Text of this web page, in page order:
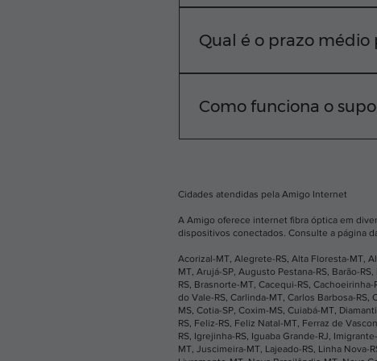
rua, basta digitar seu CEP
Qual é o prazo
equipe técnica realiza a
Como funciona o
Cidades atendidas pela Amigo Internet
A Amigo oferece internet fibra óptica em
dispositivos conectados. Consulte a página
Acorizal-MT, Alegrete-RS, Alta Floresta-MT,
MT, Arujá-SP, Augusto Pestana-RS, Barão-RS,
RS, Brasnorte-MT, Cacequi-RS, Cachoeirinha-
do Vale-RS, Carlinda-MT, Carlos Barbosa-RS,
MS, Cotia-SP, Coxim-MS, Cuiabá-MT,
RS, Feliz-RS, Feliz Natal-MT, Ferraz de
RS, Igrejinha-RS, Iguaba Grande-RJ,
MT, Juscimeira-MT, Lajeado-RS, Linha Nova-